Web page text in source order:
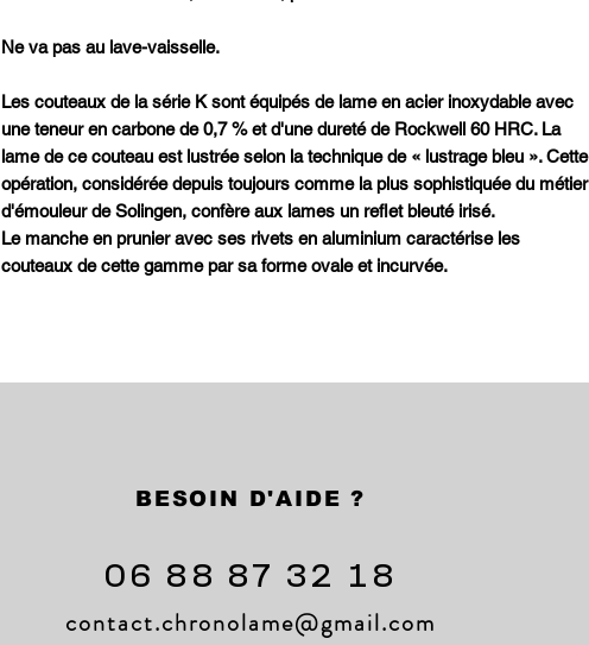
Ne va pas au lave-vaisselle.
Les couteaux de la série K sont équipés de lame en acier inoxydable avec
une teneur en carbone de 0,7 % et d'une dureté de Rockwell 60 HRC. La
lame de ce couteau est lustrée selon la technique de « lustrage bleu ». Cette
opération, considérée depuis toujours comme la plus sophistiquée du métier
d'émouleur de Solingen, confère aux lames un reflet bleuté irisé.
Le manche en prunier avec ses rivets en aluminium caractérise les
couteaux de cette gamme par sa forme ovale et incurvée.
BESOIN D'AIDE ?
06 88 87 32 18
contact.chronolame@gmail.com